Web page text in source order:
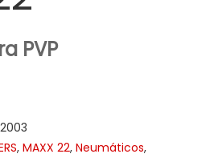
PVP
, MAXX 22, Neumáticos,